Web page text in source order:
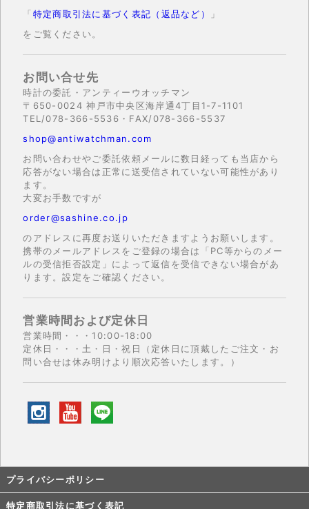
「特定商取引法に基づく表記（返品など）
」
をご覧ください。
お問い合せ先
時計の委託・アンティーウオッチマン
〒650-0024 神戸市中央区海岸通4丁目1-7-1101
TEL/078-366-5536・FAX/078-366-5537
shop@antiwatchman.com
お問い合わせやご委託依頼メールに数日経っても当店から
応答がない場合は正常に送受信されていない可能性があり
ます。
大変お手数ですが
order@sashine.co.jp
のアドレスに再度お送りいただきますようお願いします。
携帯のメールアドレスをご登録の場合は「PC等からのメー
ルの受信拒否設定」によって返信を受信できない場合があ
ります。設定をご確認ください。
営業時間および定休日
営業時間・・・10:00-18:00
定休日・・・土・日・祝日（定休日に頂戴したご注文・お
問い合せは休み明けより順次応答いたします。）
プライバシーポリシー
特定商取引法に基づく表記